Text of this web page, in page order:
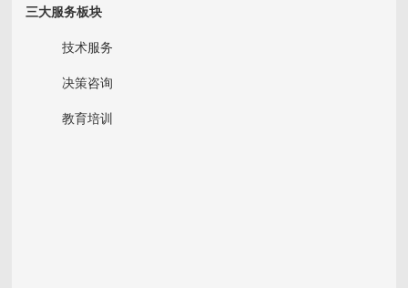
三大服务板块
技术服务
决策咨询
教育培训